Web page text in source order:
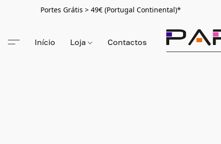
Portes Grátis > 49€ (Portugal Continental)*
Início Loja Contactos